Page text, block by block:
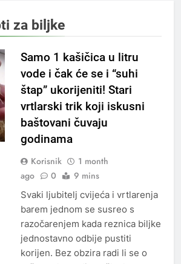
za biljke
Samo 1 kašičica u litru
vode i čak će se i “suhi
štap” ukorijeniti! Stari
vrtlarski trik koji iskusni
baštovani čuvaju
godinama
Korisnik
1 month
ago
0 9 mins
Svaki ljubitelj cvijeća i vrtlarenja
barem jednom se susreo s
razočarenjem kada reznica biljke
jednostavno odbije pustiti
korijen. Bez obzira radi li se o